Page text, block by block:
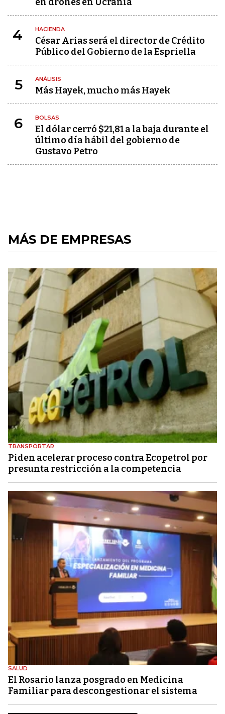
4 HACIENDA
César Arias será el director de Crédito
Público del Gobierno de la Espriella
5 ANÁLISIS
Más Hayek, mucho más Hayek
6 BOLSAS
El dólar cerró $21,81 a la baja durante el
último día hábil del gobierno de
Gustavo Petro
MÁS DE EMPRESAS
TRANSPORTAR
Piden acelerar proceso contra Ecopetrol por
presunta restricción a la competencia
SALUD
El Rosario lanza posgrado en Medicina
Familiar para descongestionar el sistema